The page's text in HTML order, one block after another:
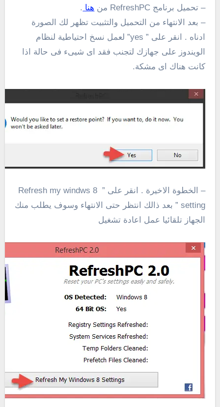
– تحميل برنامج RefreshPC من
هنا .
– بعد الانتهاء من التحميل والتثبيت تظهر لك الصورة
ادناه . انقر على ” yes” لعمل نسخ احتياطية لنظام
الويندوز على جهازك لتجنب فقد اى شيىء فى حالة اذا
كانت هناك اى مشكة.
– الخطوة الاخيرة . انقر على ” Refresh my windws 8
setting ” بعد ذالك انتظر حتى الانتهاء وسوف يطلب منك
الجهاز تلقائيا عمل اعادة تشغيل